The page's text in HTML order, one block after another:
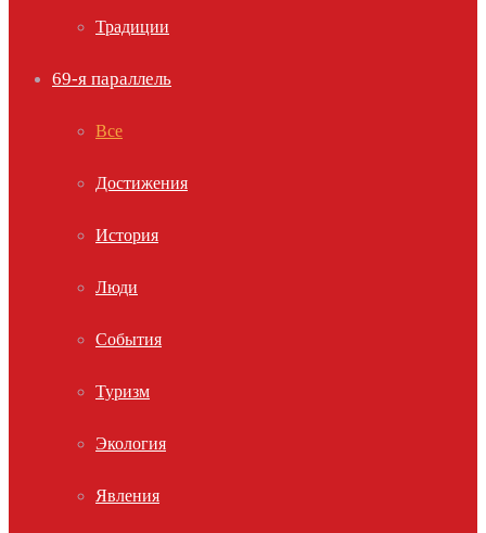
Традиции
69-я параллель
Все
Достижения
История
Люди
События
Туризм
Экология
Явления